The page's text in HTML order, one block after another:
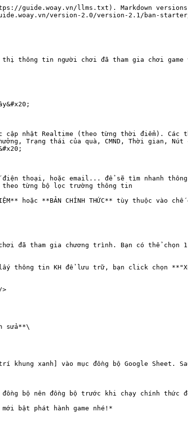
guide.woay.vn/llms.txt). Markdown
version-2.0/version-2.1/ban-
thông tin người chơi đã tham gia chơi game
cập nhật Realtime (theo từng thời điểm).
Trạng thái của quà, CMND, Thời gian,
thoại, hoặc email... để sẽ tìm nhanh
theo từng bộ lọc trường thông tin
hoặc **BẢN CHÍNH THỨC** tùy thuộc vào chế
đã tham gia chương trình. Bạn có thể chọn
lấy thông tin KH để lưu trữ, bạn click chọn
>
sửa**\
xanh] vào mục đồng bộ Google Sheet.
bộ nên đồng bộ trước khi chạy chính thức